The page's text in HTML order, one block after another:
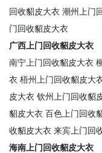
回收貂皮大衣 潮州上门
门回收貂皮大衣
广西上门回收貂皮大衣
南宁上门回收貂皮大衣
衣 梧州上门回收貂皮大
皮大衣 钦州上门回收貂
貂皮大衣 百色上门回收
收貂皮大衣 来宾上门回
海南上门回收貂皮大衣